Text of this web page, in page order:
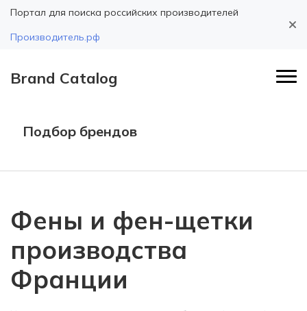
Портал для поиска российских производителей
Производитель.рф
Brand Catalog
Подбор брендов
Фены и фен-щетки
производства
Франции